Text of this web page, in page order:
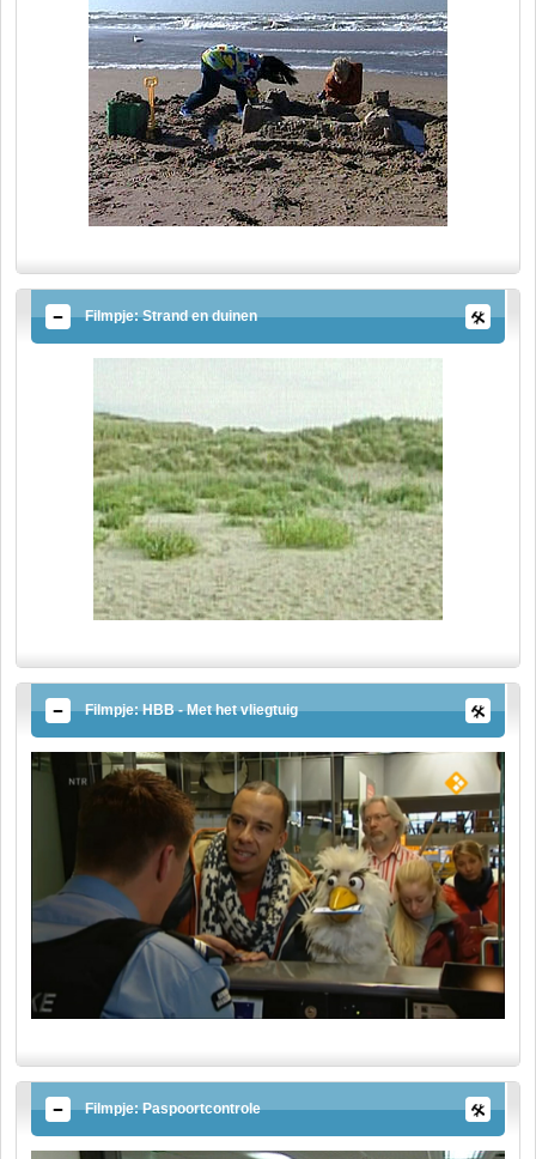
Filmpje: Strand en duinen
Filmpje: HBB - Met het vliegtuig
Filmpje: Paspoortcontrole